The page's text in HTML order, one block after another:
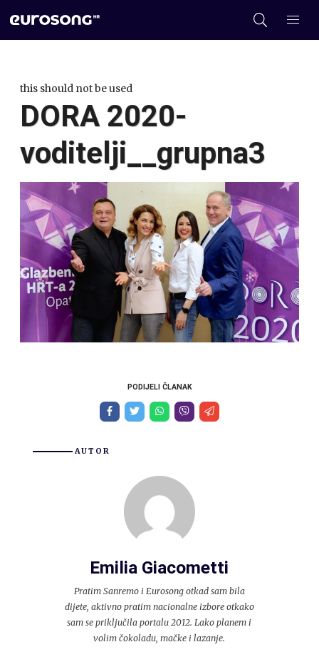
this should not be used
DORA 2020-
voditelji__grupna3
PODIJELI ČLANAK
AUTOR
Emilia Giacometti
Pratim Sanremo i Eurosong otkad sam bila
dijete, aktivno pratim nacionalne izbore otkako
sam se priključila portalu 2012. Lako planem i
volim čokoladu, mačke i lazanje.